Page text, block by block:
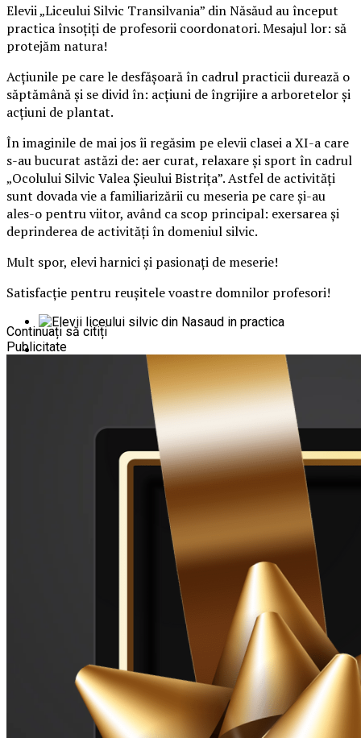
Elevii „Liceului Silvic Transilvania” din Năsăud au început
practica însoțiți de profesorii coordonatori. Mesajul lor: să
protejăm natura!
Acțiunile pe care le desfășoară în cadrul practicii durează o
săptămână și se divid în: acțiuni de îngrijire a arboretelor și
acțiuni de plantat.
În imaginile de mai jos îi regăsim pe elevii clasei a XI-a care
s-au bucurat astăzi de: aer curat, relaxare și sport în cadrul
„Ocolului Silvic Valea Șieului Bistrița”. Astfel de activități
sunt dovada vie a familiarizării cu meseria pe care și-au
ales-o pentru viitor, având ca scop principal: exersarea și
deprinderea de activități în domeniul silvic.
Mult spor, elevi harnici și pasionați de meserie!
Satisfacție pentru reușitele voastre domnilor profesori!
Extensia Bistrița a Universității Tehnice din Cluj-Napoca are acum cel
mai modern și primitor sediu pentru studenți și profesori
Nu pierde aceste știri
Șoferii bistrițeni au format cozi interminabile până la stațiile de
Continuați să citiți
Publicitate